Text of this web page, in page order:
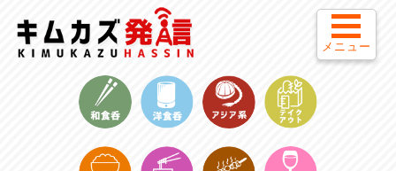
メニュー